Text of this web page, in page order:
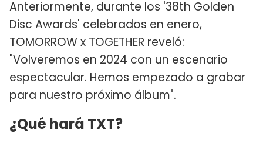
Anteriormente, durante los '38th Golden
Disc Awards' celebrados en enero,
TOMORROW x TOGETHER reveló:
"Volveremos en 2024 con un escenario
espectacular. Hemos empezado a grabar
para nuestro próximo álbum".
¿Qué hará TXT?